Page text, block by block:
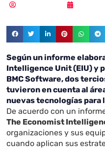
Según un informe
Intelligence Unit (EIU) y
BMC Software, dos
tuvieron en cuenta al
nuevas tecnologías
De acuerdo con un
The Economist
organizaciones y sus
cuando aplican sus